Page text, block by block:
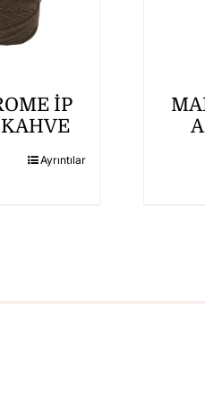
İP
Ayrıntılar